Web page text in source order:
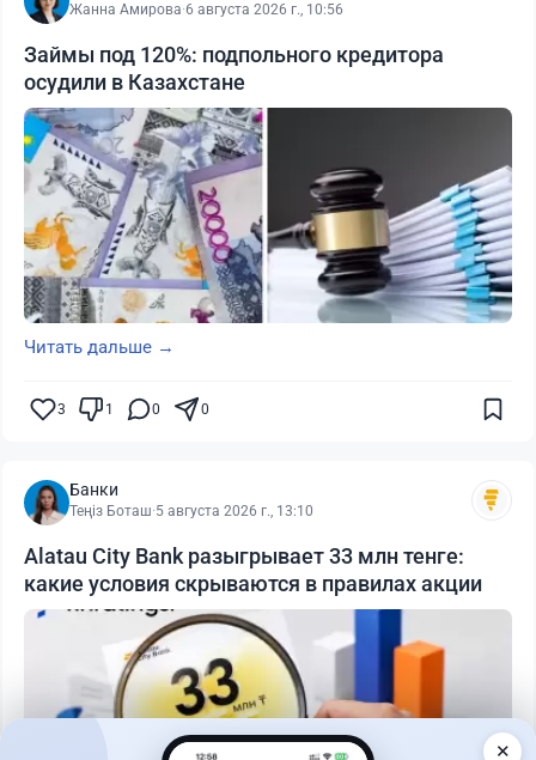
Жанна Амирова·6 августа 2026 г., 10:56
Займы под 120%: подпольного кредитора
осудили в Казахстане
Читать дальше →
3 1 0 0
Банки
Теңіз Боташ·5 августа 2026 г., 13:10
Alatau City Bank разыгрывает 33 млн тенге:
какие условия скрываются в правилах акции
✕